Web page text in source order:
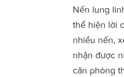
Nến lung
thể hiện lời
nhiều nến,
nhận được
căn phòng